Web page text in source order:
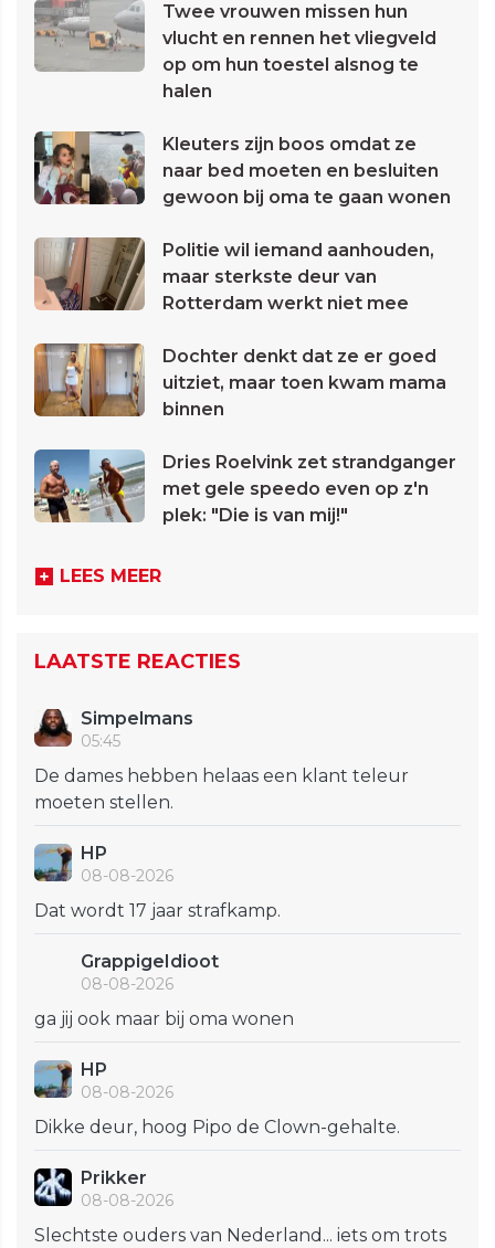
Twee vrouwen missen hun
vlucht en rennen het vliegveld
op om hun toestel alsnog te
halen
Kleuters zijn boos omdat ze
naar bed moeten en besluiten
gewoon bij oma te gaan wonen
Politie wil iemand aanhouden,
maar sterkste deur van
Rotterdam werkt niet mee
Dochter denkt dat ze er goed
uitziet, maar toen kwam mama
binnen
Dries Roelvink zet strandganger
met gele speedo even op z'n
plek: "Die is van mij!"
LEES MEER
LAATSTE REACTIES
Simpelmans
05:45
De dames hebben helaas een klant teleur
moeten stellen.
HP
08-08-2026
Dat wordt 17 jaar strafkamp.
GrappigeIdioot
08-08-2026
ga jij ook maar bij oma wonen
HP
08-08-2026
Dikke deur, hoog Pipo de Clown-gehalte.
Prikker
08-08-2026
Slechtste ouders van Nederland... iets om trots